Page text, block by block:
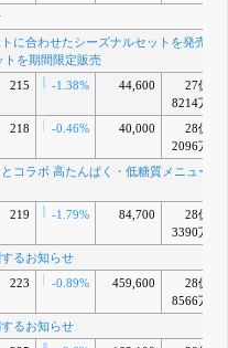
O
15:30 旬を
すぐに、季
節やイベン
たシーズナ
お父さんに
る父の日セ
ットを期間
17:00 役員
人事に関す
るお知らせ
P
15:30 フジ
ッコ「ダイ
に合わせたシーズナルセットを発売開
トを期間限定販売
215 -1.38% 44,600
27億
8214万
218 -0.46% 40,000
28億
2096万
コラボ 高たんぱく・低糖質メニューを
219 -1.79% 84,700
28億
3390万
るお知らせ
223 -0.89% 459,600
28億
8566万
るお知らせ